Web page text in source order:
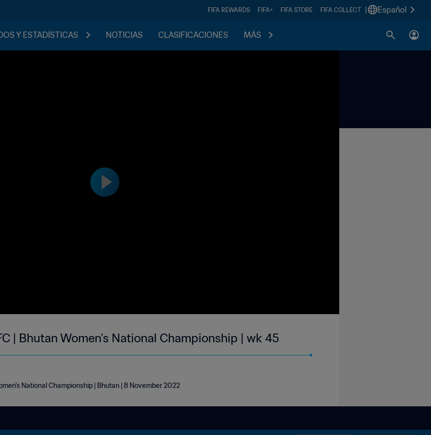
FIFA REWARDS FIFA+ FIFA STORE FIFA COLLECT Español
Y ESTADÍSTICAS NOTICIAS CLASIFICACIONES MÁS
| Bhutan Women's National Championship | wk 45
National Championship | Bhutan | 8 November 2022